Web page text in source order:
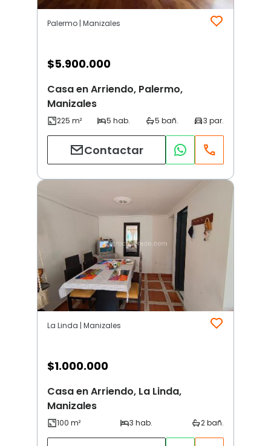
Palermo | Manizales
$5.900.000
Casa en Arriendo, Palermo,
Manizales
Contactar
La Linda | Manizales
$1.000.000
Casa en Arriendo, La Linda,
Manizales